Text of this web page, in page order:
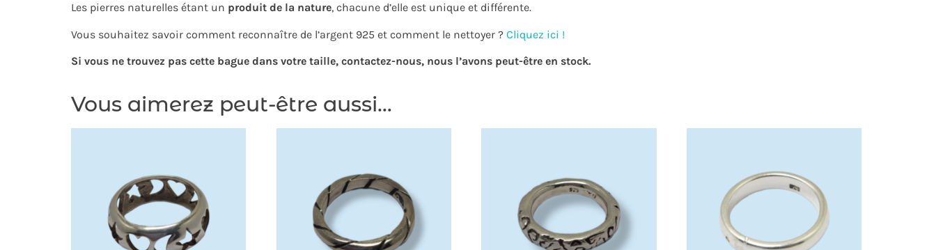
Les pierres naturelles étant un produit de la nature, chacune d’elle est unique et différente.
Vous souhaitez savoir comment reconnaître de l’argent 925 et comment le nettoyer ? Cliquez ici !
Si vous ne trouvez pas cette bague dans votre taille, contactez-nous, nous l’avons peut-être en stock.
Vous aimerez peut-être aussi…